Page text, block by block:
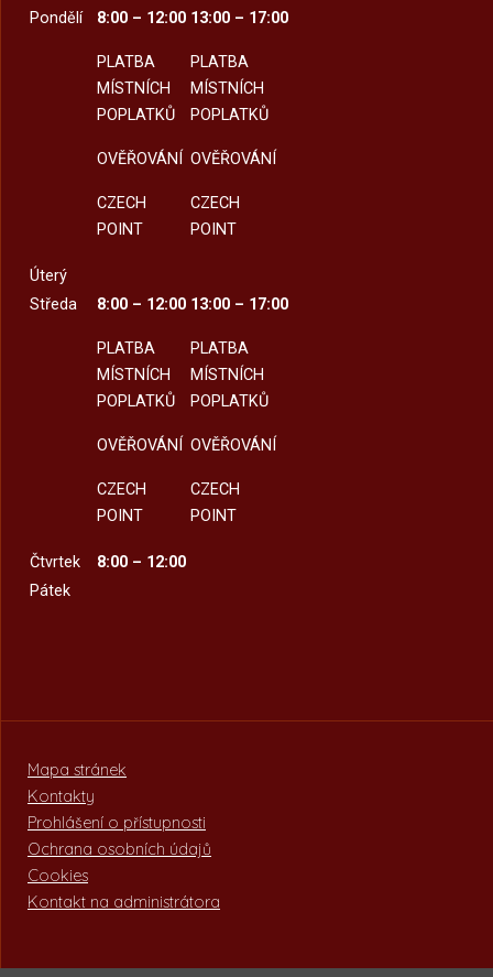
Pondělí 8:00 – 12:00
PLATBA
MÍSTNÍCH
POPLATKŮ
OVĚŘOVÁNÍ
CZECH
POINT
13:00 – 17:00
PLATBA
MÍSTNÍCH
POPLATKŮ
OVĚŘOVÁNÍ
CZECH
POINT
Úterý
Středa
8:00 – 12:00
PLATBA
MÍSTNÍCH
POPLATKŮ
OVĚŘOVÁNÍ
CZECH
POINT
13:00 – 17:00
PLATBA
MÍSTNÍCH
POPLATKŮ
OVĚŘOVÁNÍ
CZECH
POINT
Čtvrtek
8:00 – 12:00
Pátek
Mapa stránek
Kontakty
Prohlášení o přístupnosti
Ochrana osobních údajů
Cookies
Kontakt na administrátora